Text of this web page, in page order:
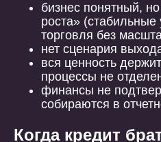
бизнес понятный,
роста» (стабильные
торговля без
нет сценария
вся ценность
процессы не
финансы не
собираются в
Когда кредит